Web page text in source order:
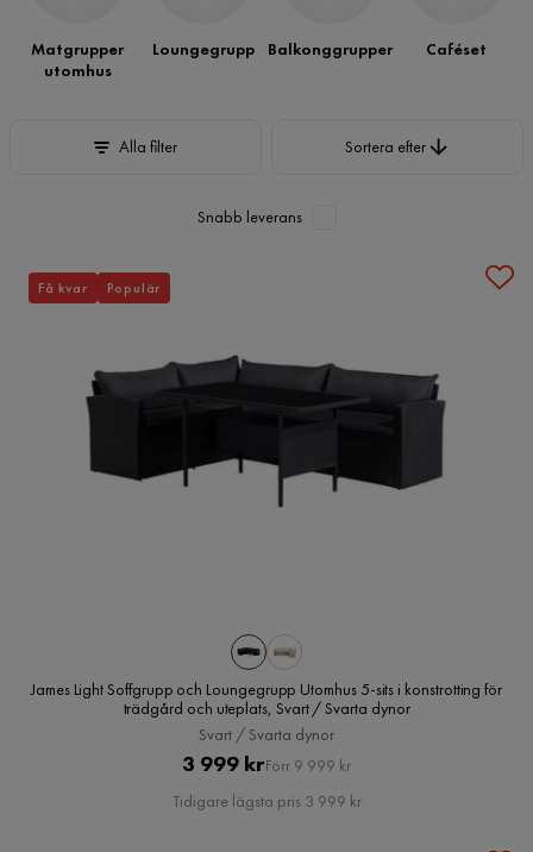
Matgrupper
utomhus
Loungegrupp Balkonggrupper Caféset
Alla filter Sortera efter
Snabb leverans
James Light Soffgrupp och Loungegrupp Utomhus 5-sits i konstrotting för
trädgård och uteplats, Svart / Svarta dynor
Svart / Svarta dynor
Pris
3 999 krOriginal
Pris
Förr 9 999 kr
Tidigare lägsta pris 3 999 kr
Få kvar Populär